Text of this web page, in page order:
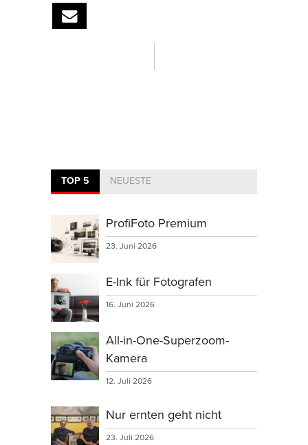
TOP 5 NEUESTE
ProfiFoto Premium
23. Juni 2026
E-Ink für Fotografen
16. Juni 2026
All-in-One-Superzoom-
Kamera
12. Juli 2026
Nur ernten geht nicht
23. Juli 2026